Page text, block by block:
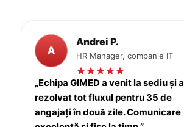
A
Andrei P.
HR Manager, companie IT
„Echipa GIMED a venit la sediu și a
rezolvat tot fluxul pentru 35 de
angajați în două zile. Comunicare